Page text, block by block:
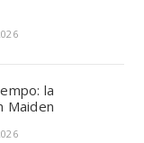
la
Maiden